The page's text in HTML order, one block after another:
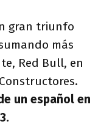
gran triunfo
más
Red Bull, en
un español en